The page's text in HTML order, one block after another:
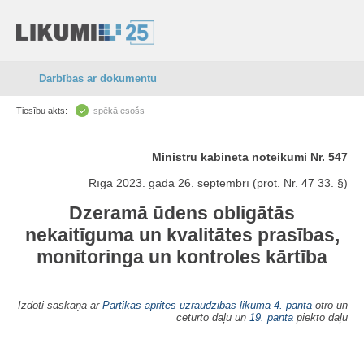
Darbības ar dokumentu
Tiesību akts: spēkā esošs
Ministru kabineta noteikumi Nr. 547
Rīgā 2023. gada 26. septembrī (prot. Nr. 47 33. §)
Dzeramā ūdens obligātās
nekaitīguma un kvalitātes prasības,
monitoringa un kontroles kārtība
Izdoti saskaņā ar Pārtikas aprites uzraudzības likuma 4. panta otro un
ceturto daļu un 19. panta piekto daļu